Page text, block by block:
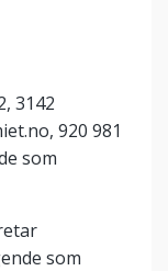
3142
, 920 981
som
som